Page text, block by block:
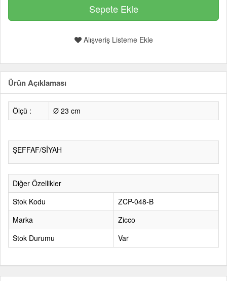
Alışveriş Listeme Ekle
Ürün Açıklaması
Ölçü : Ø 23 cm
ŞEFFAF/SİYAH
Diğer Özellikler
Stok Kodu
ZCP-048-B
Marka
Zicco
Stok Durumu
Var